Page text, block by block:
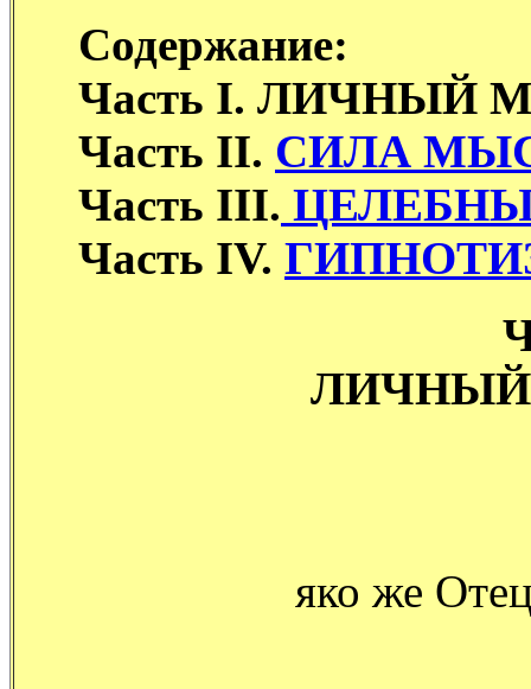
Содержание:
Часть I. ЛИЧНЫЙ
Часть II. СИЛА
Часть III.
Часть IV.
яко же